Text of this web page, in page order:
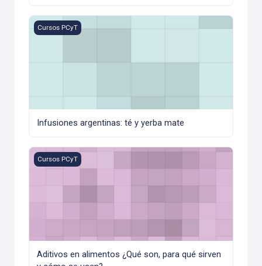
Infusiones argentinas: té y yerba mate
Cursos PCyT
Infusiones argentinas: té y yerba mate
Aditivos en alimentos ¿Qué son, para qué sirven y cómo
Cursos PCyT
Aditivos en alimentos ¿Qué son, para qué sirven